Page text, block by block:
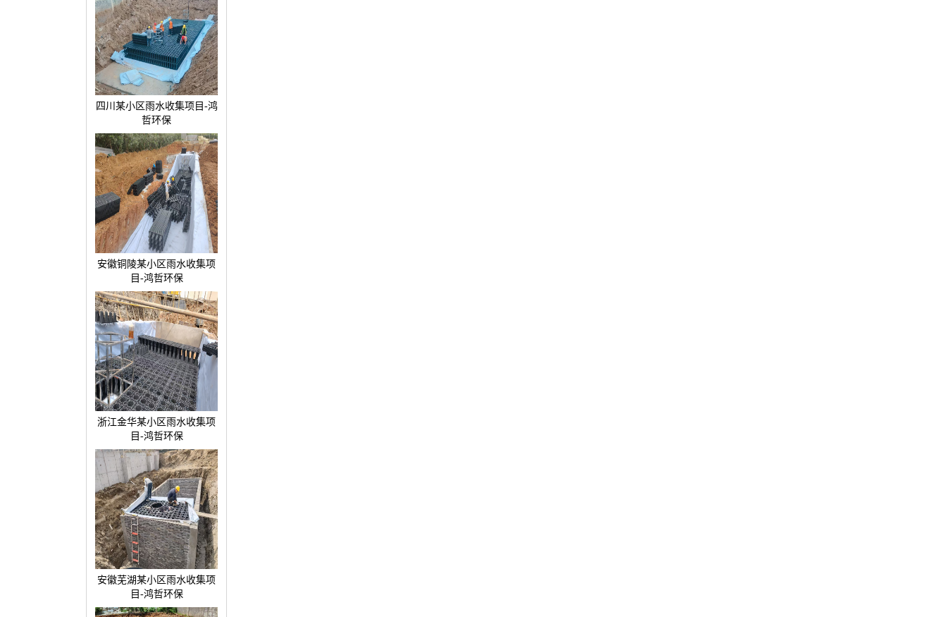
四川某小区雨水收集项目-鸿
哲环保
安徽铜陵某小区雨水收集项
目-鸿哲环保
浙江金华某小区雨水收集项
目-鸿哲环保
安徽芜湖某小区雨水收集项
目-鸿哲环保